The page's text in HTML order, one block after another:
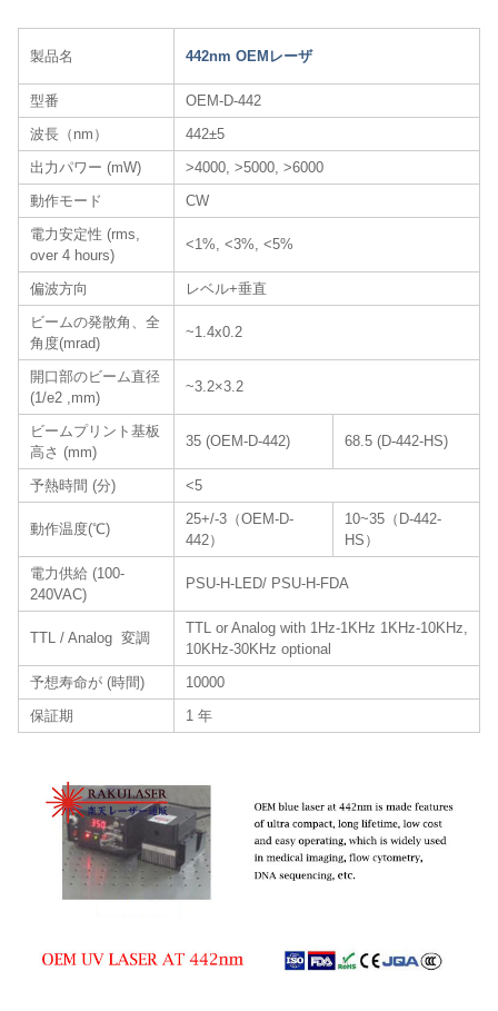
製品名 442nm OEMレーザ​
型番
OEM-D-442
波長（nm）
442±5
出力パワー (mW)
>4000, >5000, >6000
動作モード
CW
電力安定性 (rms,
over 4 hours)
<1%, <3%, <5%
偏波方向
レベル+垂直
ビームの発散角、全
角度(mrad)
~1.4x0.2
開口部のビーム直径
(1/e2 ,mm)
~3.2×3.2
ビームプリント基板
高さ (mm)
35 (OEM-D-442) 68.5 (D-442-HS)
予熱時間 (分) <5
動作温度(℃)
25+/-3（OEM-D-
442）
10~35（D-442-
HS）
電力供給 (100-
240VAC)
PSU-H-LED/ PSU-H-FDA
TTL / Analog 変調
TTL or Analog with 1Hz-1KHz 1KHz-10KHz,
10KHz-30KHz optional
予想寿命が (時間)
10000
保証期
1 年